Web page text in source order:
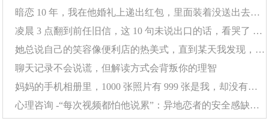
容貌的评价，多少还是有自知之明的，他知道自己在这方
面不占优势，所以如果他还想撩妹的话，只能从其他方面
来入手，我没有办法让你看我看得很顺眼，我至少可以把
你逗得大笑，也可以让你跟我聊天的时候解开很多困惑，
顺便也让你听到很多有趣的故事，慢慢的这张丑脸就看起
来不会那么丑，他会浮现出一种充满魅力的光芒。
暗恋 10 年，我在他婚礼上递出红包，里面装着没送出去的告白信
凌晨 3 点翻到前任旧信，这 10 句未说出口的话，看哭了 10000 人
她总说自己的笑容像便利店的热美式，直到某天我发现，那杯咖啡早就凉透了
聊天记录不会说谎，但解读方式会背叛你的理智
妈妈的手机相册里，1000 张照片有 999 张是我，却没有一张她自己
心理咨询 -“每次视频都怕他说累”：异地恋者的安全感缺失，该怎么靠自己补回来？